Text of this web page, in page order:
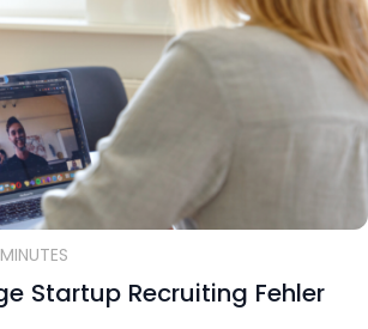
Startup Recruiting Fehler